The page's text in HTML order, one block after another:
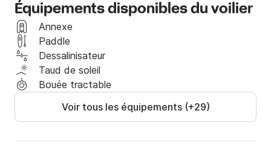
Suppléments obligatoires :
Suppléments obligatoires :
Skipper : 160 €/jour (pour les locations de plus d'une
journée)
NETTOYAGE : 90 € par location
CARBURANT : 6 litres/HEURE
Équipements disponibles du voilier
Annexe
Paddle
Dessalinisateur
Taud de soleil
Bouée tractable
Voir tous les équipements (+29)